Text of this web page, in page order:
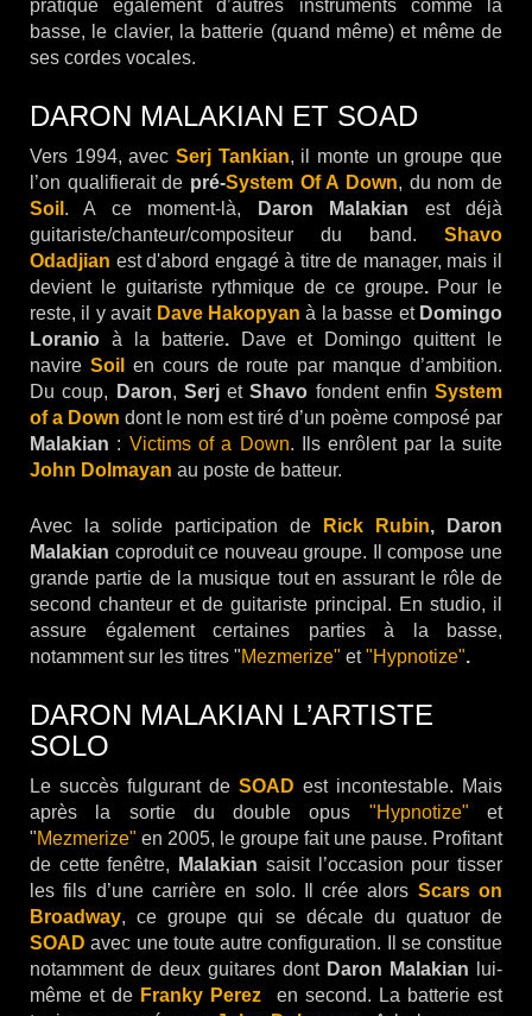
pratique également d’autres instruments comme la
basse, le clavier, la batterie (quand même) et même de
ses cordes vocales.
DARON MALAKIAN ET SOAD
Vers 1994, avec Serj Tankian, il monte un groupe que
l’on qualifierait de pré-System Of A Down, du nom de
Soil . A ce moment-là, Daron Malakian est déjà
guitariste/chanteur/compositeur du band. Shavo
Odadjian est d'abord engagé à titre de manager, mais il
devient le guitariste rythmique de ce groupe. Pour le
reste, il y avaitDave Hakopyanà la basse et Domingo
Loranio à la batterie.
Dave et Domingo quittent le
navire Soil
en cours de route par manque d’ambition.
Du coup,
Daron, SerjetShavo fondent enfin System
of a Down dont le nom est tiré d’un poème composé par
Malakian : Victims of a Down. Ils enrôlent par la suite
John Dolmayan au poste de batteur.
Avec la solide participation de Rick Rubin, Daron
Malakian coproduit ce nouveau groupe. Il compose une
grande partie de la musique tout en assurant le rôle de
second chanteur et de guitariste principal. En studio, il
assure également certaines parties à la basse,
notamment sur les titres "Mezmerize" et"Hypnotize".
DARON MALAKIAN L’ARTISTE
SOLO
Le succès fulgurant de SOAD est incontestable. Mais
après la sortie du double opus "Hypnotize" et
"Mezmerize" en 2005, le groupe fait une pause. Profitant
de cette fenêtre,
Malakian saisit l’occasion pour tisser
les fils d’une carrière en solo. Il crée alors Scars on
Broadway, ce groupe qui se décale du quatuor de
SOAD avec une toute autre configuration. Il se constitue
notamment de deux guitares dont Daron Malakian lui-
même et de Franky Perez
en second. La batterie est